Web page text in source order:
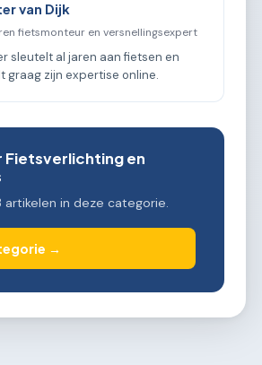
van Dijk
fietsmonteur en versnellingsexpert
sleutelt al jaren aan fietsen en
graag zijn expertise online.
Fietsverlichting en
artikelen in deze categorie.
→